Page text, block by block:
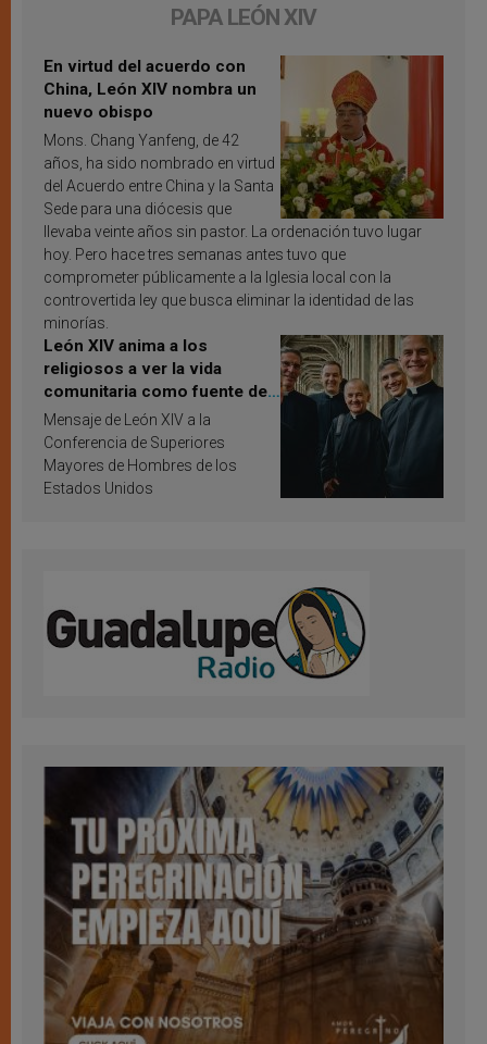
PAPA LEÓN XIV
En virtud del acuerdo con
China, León XIV nombra un
nuevo obispo
Mons. Chang Yanfeng, de 42
años, ha sido nombrado en virtud
del Acuerdo entre China y la Santa
Sede para una diócesis que
llevaba veinte años sin pastor. La ordenación tuvo lugar
hoy. Pero hace tres semanas antes tuvo que
comprometer públicamente a la Iglesia local con la
controvertida ley que busca eliminar la identidad de las
minorías.
León XIV anima a los
religiosos a ver la vida
comunitaria como fuente de
inspiración y santificación
Mensaje de León XIV a la
Conferencia de Superiores
Mayores de Hombres de los
Estados Unidos